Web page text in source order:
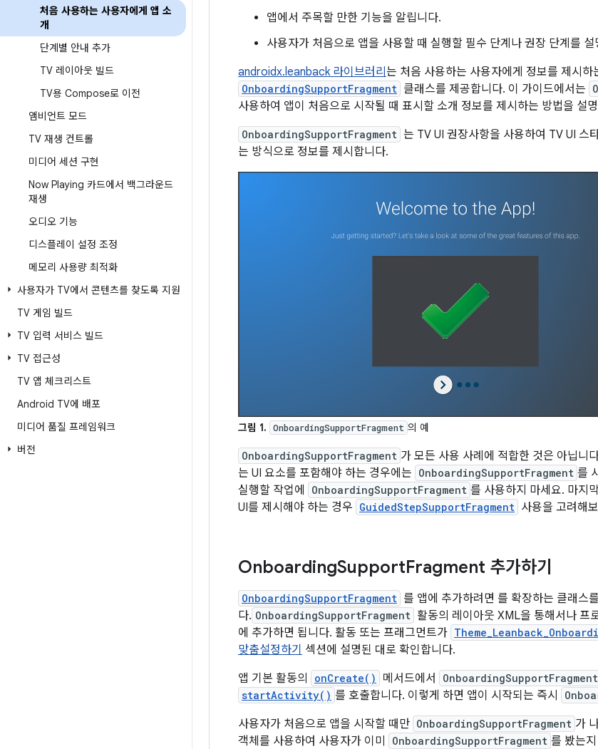
처음 사용하는 사용자에게 앱 소
개
단계별 안내 추가
TV 레이아웃 빌드
TV용 Compose로 이전
앰비언트 모드
TV 재생 컨트롤
미디어 세션 구현
Now Playing 카드에서 백그라운드
재생
오디오 기능
디스플레이 설정 조정
메모리 사용량 최적화
사용자가 TV에서 콘텐츠를 찾도록 지원
TV 게임 빌드
TV 입력 서비스 빌드
TV 접근성
TV 앱 체크리스트
Android TV에 배포
미디어 품질 프레임워크
버전
앱에서 주목할 만한 기능을 알립니다.
사용자가 처음으로 앱을 사용할 때 실행할 필수 단계나 권장 단계를 설
androidx.leanback 라이브러리 는 처음 사용하는 사용자에게 정보를 제시하
OnboardingSupportFragment 클래스를 제공합니다. 이 가이드에서는
사용하여 앱이 처음으로 시작될 때 표시할 소개 정보를 제시하는 방법을 설
OnboardingSupportFragment 는 TV UI 권장사항을 사용하여 TV UI 스
는 방식으로 정보를 제시합니다.
그림 1. OnboardingSupportFragment 의 예
OnboardingSupportFragment 가 모든 사용 사례에 적합한 것은 아닙니
는 UI 요소를 포함해야 하는 경우에는 OnboardingSupportFragment 를
실행할 작업에
OnboardingSupportFragment 를 사용하지 마세요. 마지
UI를 제시해야 하는 경우 GuidedStepSupportFragment 사용을 고려해
OnboardingSupportFragment 추가하기
OnboardingSupportFragment 를 앱에 추가하려면 를 확장하는 클래스
다. OnboardingSupportFragment 활동의 레이아웃 XML을 통해서나 프
에 추가하면 됩니다. 활동 또는 프래그먼트가
맞춤설정하기 섹션에 설명된 대로 확인합니다.
앱 기본 활동의
onCreate() 메서드에서 OnboardingSupportFragment
startActivity() 를 호출합니다. 이렇게 하면 앱이 시작되는 즉시
사용자가 처음으로 앱을 시작할 때만 OnboardingSupportFragment 가
객체를 사용하여 사용자가 이미 OnboardingSupportFragment 를 봤는